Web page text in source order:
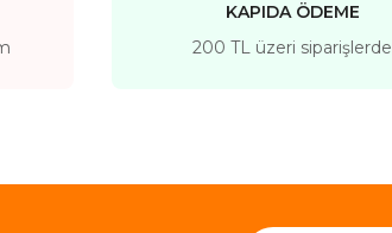
KAPIDA ÖDEME
200 TL üzeri siparişlerde